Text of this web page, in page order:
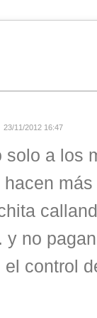
23/11/2012 16:47
solo a los
no
control